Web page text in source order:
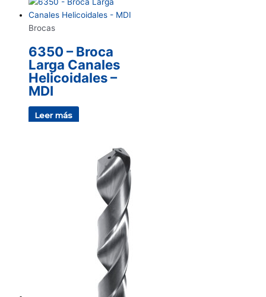
Brocas
6350 – Broca
Larga Canales
Helicoidales –
MDI
Leer más